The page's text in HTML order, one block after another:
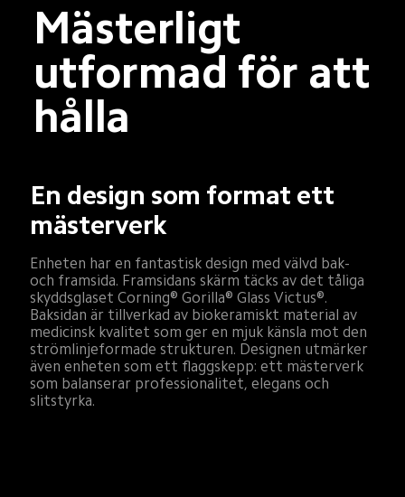
Mästerligt
utformad för att
hålla
En design som format ett
mästerverk
Enheten har en fantastisk design med välvd bak-
och framsida. Framsidans skärm täcks av det tåliga
skyddsglaset Corning® Gorilla® Glass Victus®.
Baksidan är tillverkad av biokeramiskt material av
medicinsk kvalitet som ger en mjuk känsla mot den
strömlinjeformade strukturen. Designen utmärker
även enheten som ett flaggskepp: ett mästerverk
som balanserar professionalitet, elegans och
slitstyrka.